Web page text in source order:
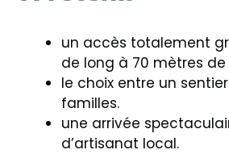
un accès totalement
de long à 70 mètres
le choix entre un
familles.
une arrivée
d’artisanat local.